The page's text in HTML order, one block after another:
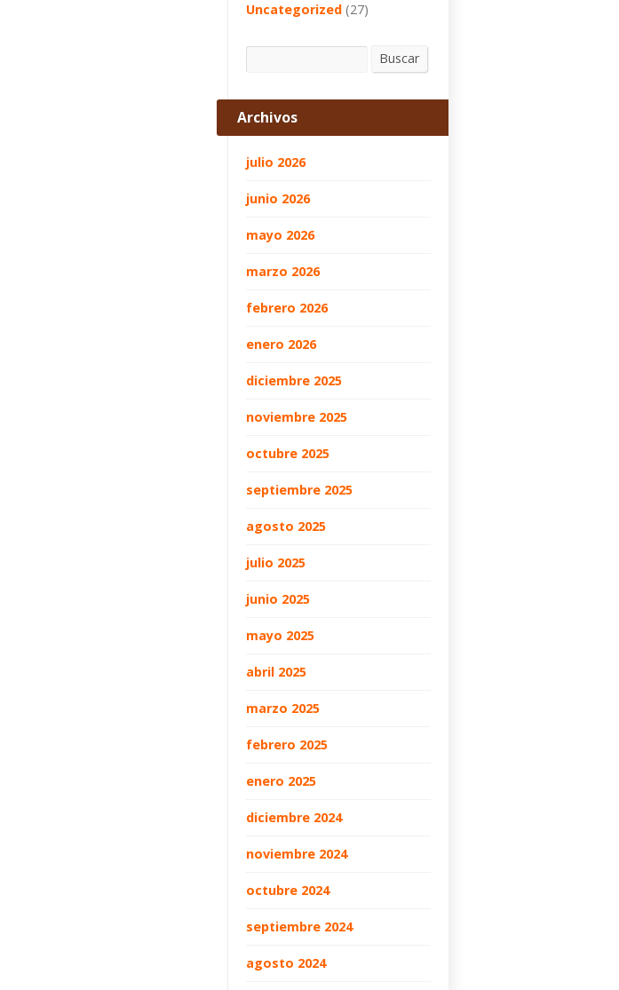
Uncategorized (27)
Buscar
Archivos
julio 2026
junio 2026
mayo 2026
marzo 2026
febrero 2026
enero 2026
diciembre 2025
noviembre 2025
octubre 2025
septiembre 2025
agosto 2025
julio 2025
junio 2025
mayo 2025
abril 2025
marzo 2025
febrero 2025
enero 2025
diciembre 2024
noviembre 2024
octubre 2024
septiembre 2024
agosto 2024